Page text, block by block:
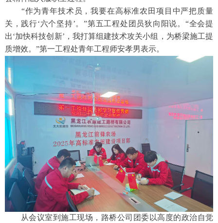
“作为青年技术员，我要在高标准农田项目中严把质量
关，践行‘六个坚持’。”第五工程处团员狄向阳说。“全会提
出‘加快科技创新’，我打算组建技术攻关小组，为桥梁施工提
质增效。”第一工程处青年工程师安孝男表示。
从会议室到施工现场，路桥公司团委以高度的政治自觉